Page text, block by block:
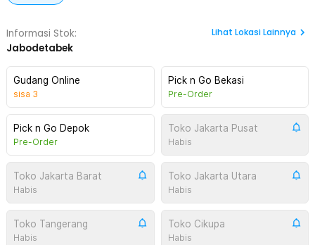
Informasi Stok:
Jabodetabek
Lihat Lokasi Lainnya
Gudang Online
sisa 3
Pick n Go Bekasi
Pre-Order
Pick n Go Depok
Pre-Order
Toko Jakarta Pusat
Habis
Toko Jakarta Barat
Habis
Toko Jakarta Utara
Habis
Toko Tangerang
Habis
Toko Cikupa
Habis